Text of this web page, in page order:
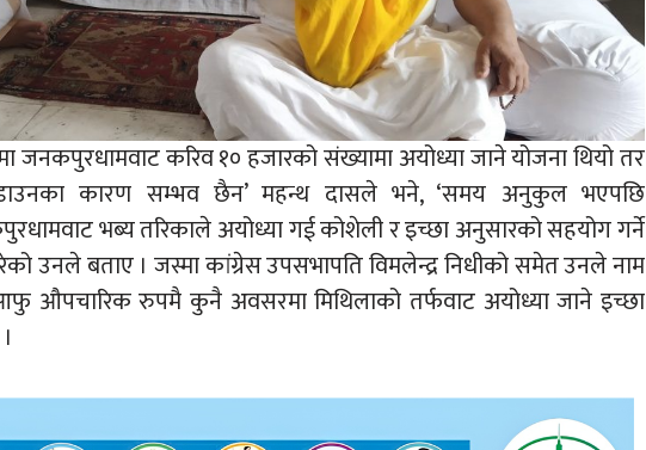
जनकपुरधामवाट करिव १० हजारको संख्यामा अयोध्या जाने योजना थियो तर
कारण सम्भव छैन’ महन्थ दासले भने, ‘समय अनुकुल भएपछि
भब्य तरिकाले अयोध्या गई कोशेली र इच्छा अनुसारको सहयोग गर्ने
उनले बताए । जस्मा कांग्रेस उपसभापति विमलेन्द्र निधीको समेत उनले नाम
औपचारिक रुपमै कुनै अवसरमा मिथिलाको तर्फवाट अयोध्या जाने इच्छा